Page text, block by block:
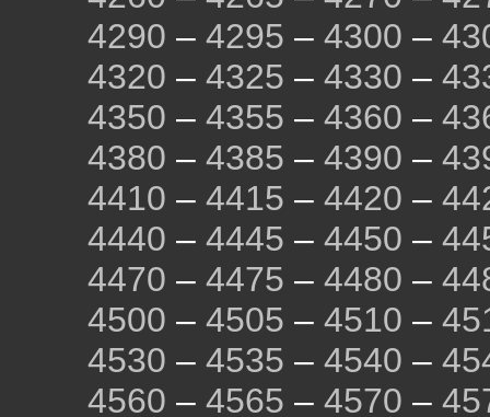
4290 – 4295 – 4300 –
4320 – 4325 – 4330 –
4350 – 4355 – 4360 –
4380 – 4385 – 4390 –
4410 – 4415 – 4420 –
4440 – 4445 – 4450 –
4470 – 4475 – 4480 –
4500 – 4505 – 4510 –
4530 – 4535 – 4540 –
4560 – 4565 – 4570 –